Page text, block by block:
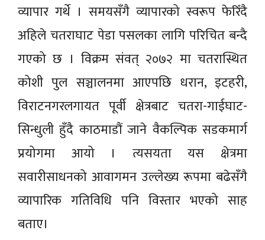
व्यापार गर्थे । समयसँगै व्यापारको स्वरूप फेरिँदै
अहिले चतराघाट पेडा पसलका लागि परिचित बन्दै
गएको छ । विक्रम संवत् २०७२ मा चतरास्थित
कोशी पुल सञ्चालनमा आएपछि धरान, इटहरी,
विराटनगरलगायत पूर्वी क्षेत्रबाट चतरा-गाईघाट-
सिन्धुली हुँदै काठमाडौं जाने वैकल्पिक सडकमार्ग
प्रयोगमा आयो । त्यसयता यस क्षेत्रमा
सवारीसाधनको आवागमन उल्लेख्य रूपमा बढेसँगै
व्यापारिक गतिविधि पनि विस्तार भएको साह
बताए।